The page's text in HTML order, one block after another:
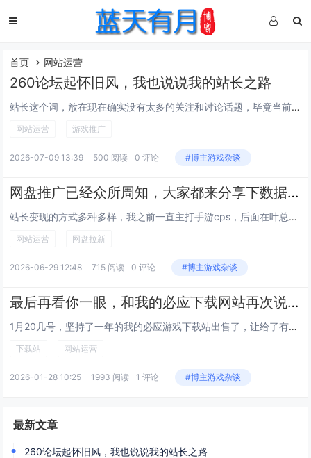
首页 网站运营
260论坛起怀旧风，我也说说我的站长之路
站长这个词，放在现在确实没有太多的关注和讨论话题，毕竟当前互联网的内容呈现方式已经从图文转换成是视频或直播，但即便这样，网站总会一直存在下去，即便曾经如日中天的百度及其搜索引擎都没了，网页也不会消失。从二零零几年开始，我就崇向网页，其中wa...
网站运营 游戏推广
2026-07-09 13:39 500 阅读 0 评论 #博主游戏杂谈
网盘推广已经众所周知，大家都来分享下数据？
站长变现的方式多种多样，我之前一直主打手游cps，后面在叶总十一总的熏陶下，也做了网盘推广，也做了一些成绩。不仅我自己，我下面的线下也一样，都有起来的。还没做的，或者想做的想学习的加我线下一起交流学习。请关注微信公众号：快快推管家，关注公众...
网站运营 网盘拉新
2026-06-29 12:48 715 阅读 0 评论 #博主游戏杂谈
最后再看你一眼，和我的必应下载网站再次说再见
1月20几号，坚持了一年的我的必应游戏下载站出售了，让给了有缘人。说来也巧，差不多同样时间的2025年1月21号也卖出了一个百度权重5游戏攻略站，这都题外话了。出这个必应站的原因很简单，这套cms程序不太符合下载站的趋势了，更新比较累，没太...
下载站 网站运营
2026-01-28 10:25 1993 阅读 1 评论 #博主游戏杂谈
最新文章
260论坛起怀旧风，我也说说我的站长之路